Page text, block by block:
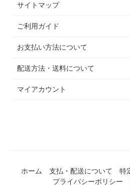
サイトマップ
ご利用ガイド
お支払い方法について
配送方法・送料について
マイアカウント
ホーム 支払・配送について
特
プライバシーポリシー